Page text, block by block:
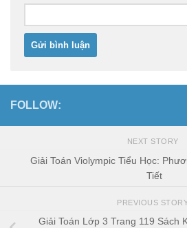
FOLLOW:
NEXT STORY
Giải Toán Violympic Tiểu Học:
Tiết
PREVIOUS
Giải Toán Lớp 3 Trang 119 Sách